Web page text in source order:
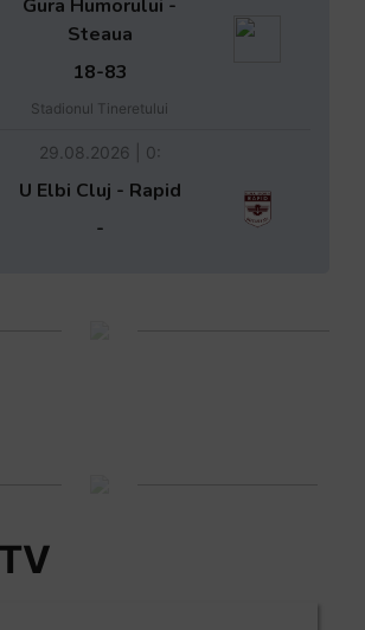
Gura Humorului -
Steaua
18-83
Stadionul Tineretului
29.08.2026 | 0:
U Elbi Cluj - Rapid
-